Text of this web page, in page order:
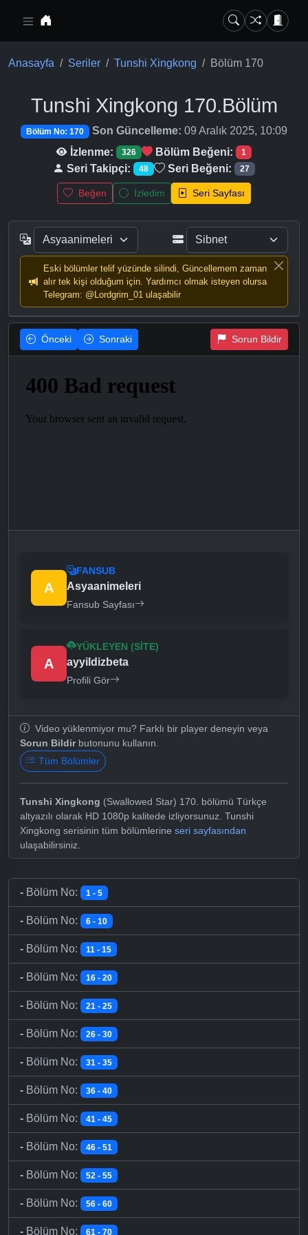
Anasayfa Seriler Tunshi Xingkong Bölüm 170
Tunshi Xingkong 170.Bölüm
Bölüm No: 170 Son Güncelleme: 09 Aralık 2025, 10:09
İzlenme:
326 Bölüm Beğeni: 1
Seri Takipçi: 48 Seri Beğeni: 27
Beğen İzledim Seri Sayfası
Eski bölümler telif yüzünde silindi, Güncellemem zaman
alır tek kişi olduğum için. Yardımcı olmak isteyen olursa
Telegram: @Lordgrim_01 ulaşabilir
Önceki Sonraki Sorun Bildir
A
FANSUB
Asyaanimeleri
Fansub Sayfası
A
YÜKLEYEN (SITE)
ayyildizbeta
Profili Gör
Video yüklenmiyor mu? Farklı bir player deneyin veya
Sorun Bildirbutonunu kullanın.
Tüm Bölümler
Tunshi Xingkong (Swallowed Star) 170. bölümü Türkçe
altyazılı olarak HD 1080p kalitede izliyorsunuz. Tunshi
Xingkong serisinin tüm bölümlerine seri sayfasından
ulaşabilirsiniz.
- Bölüm No: 1 - 5
- Bölüm No: 6 - 10
- Bölüm No: 11 - 15
- Bölüm No: 16 - 20
- Bölüm No: 21 - 25
- Bölüm No: 26 - 30
- Bölüm No: 31 - 35
- Bölüm No: 36 - 40
- Bölüm No: 41 - 45
- Bölüm No: 46 - 51
- Bölüm No: 52 - 55
- Bölüm No: 56 - 60
- Bölüm No: 61 - 70